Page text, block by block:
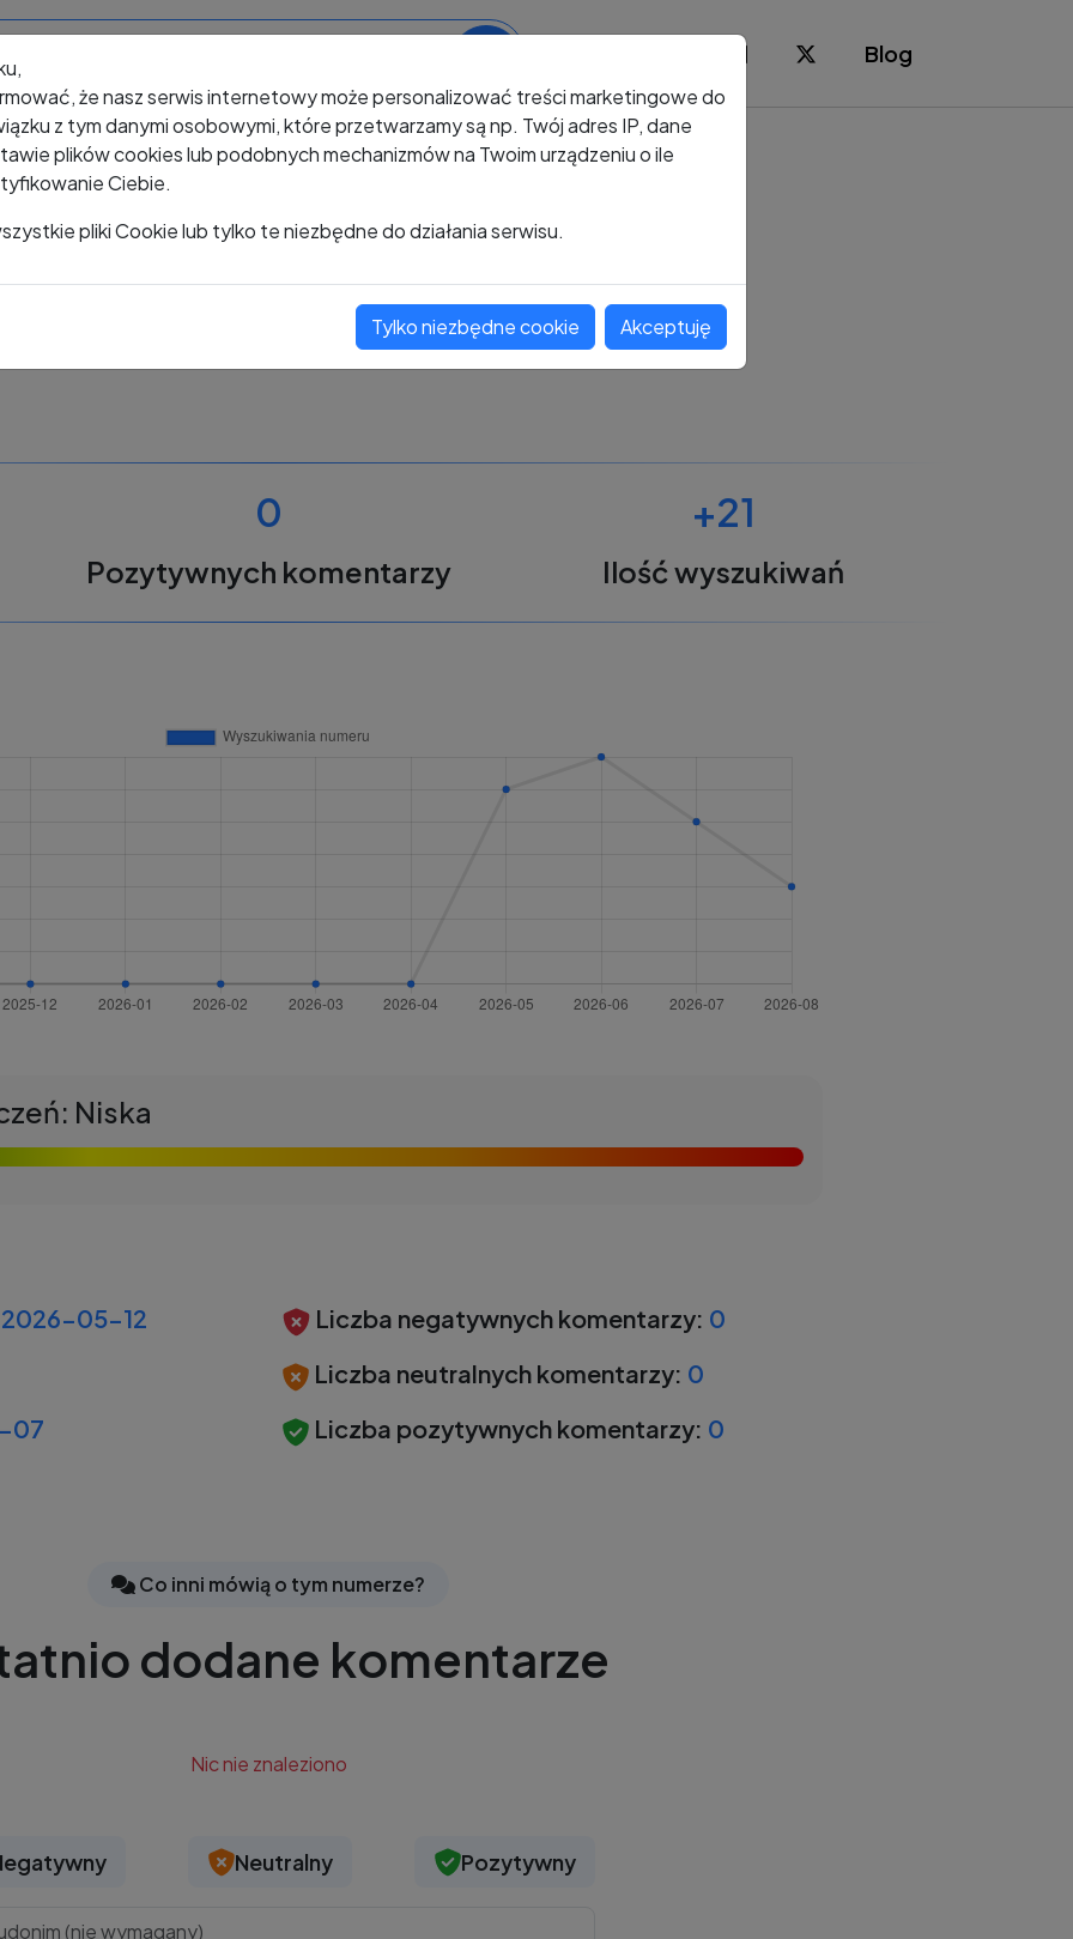
Blog
+48 784 498 736
Oceń ten numer
0
Pozytywnych komentarzy
+21
Ilość wyszukiwań
Niska
2026-05-12
07
Liczba negatywnych komentarzy: 0
Liczba neutralnych komentarzy: 0
Liczba pozytywnych komentarzy: 0
Co inni mówią o tym numerze?
dodane komentarze
Nic nie znaleziono
Neutralny Pozytywny
że nasz serwis internetowy może personalizować treści marketingowe do
z tym danymi osobowymi, które przetwarzamy są np. Twój adres IP, dane
plików cookies lub podobnych mechanizmów na Twoim urządzeniu o ile
Ciebie.
pliki Cookie lub tylko te niezbędne do działania serwisu.
Tylko niezbędne cookie Akceptuję